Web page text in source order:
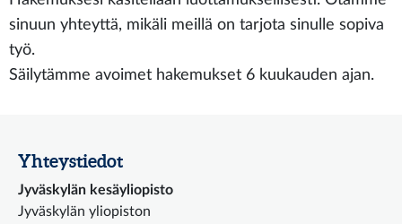
sinuun yhteyttä, mikäli meillä on tarjota sinulle sopiva
työ.
Säilytämme avoimet hakemukset 6 kuukauden ajan.
Yhteystiedot
Jyväskylän kesäyliopisto
Jyväskylän yliopiston